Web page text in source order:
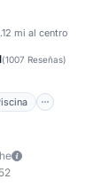
mi al centro
(1007 Reseñas)
Piscina